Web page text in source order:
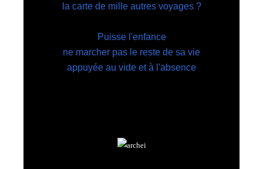
la carte de mille autres voyages ?
Puisse l'enfance
ne marcher pas le reste de sa vie
appuyée au vide et à l'absence